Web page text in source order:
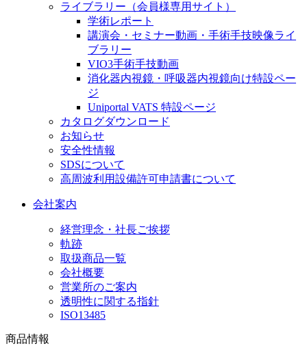
ライブラリー（会員様専用サイト）
学術レポート
講演会・セミナー動画・手術手技映像ライ
ブラリー
VIO3手術手技動画
消化器内視鏡・呼吸器内視鏡向け特設ペー
ジ
Uniportal VATS 特設ページ
カタログダウンロード
お知らせ
安全性情報
SDSについて
高周波利用設備許可申請書について
会社案内
経営理念・社長ご挨拶
軌跡
取扱商品一覧
会社概要
営業所のご案内
透明性に関する指針
ISO13485
商品情報